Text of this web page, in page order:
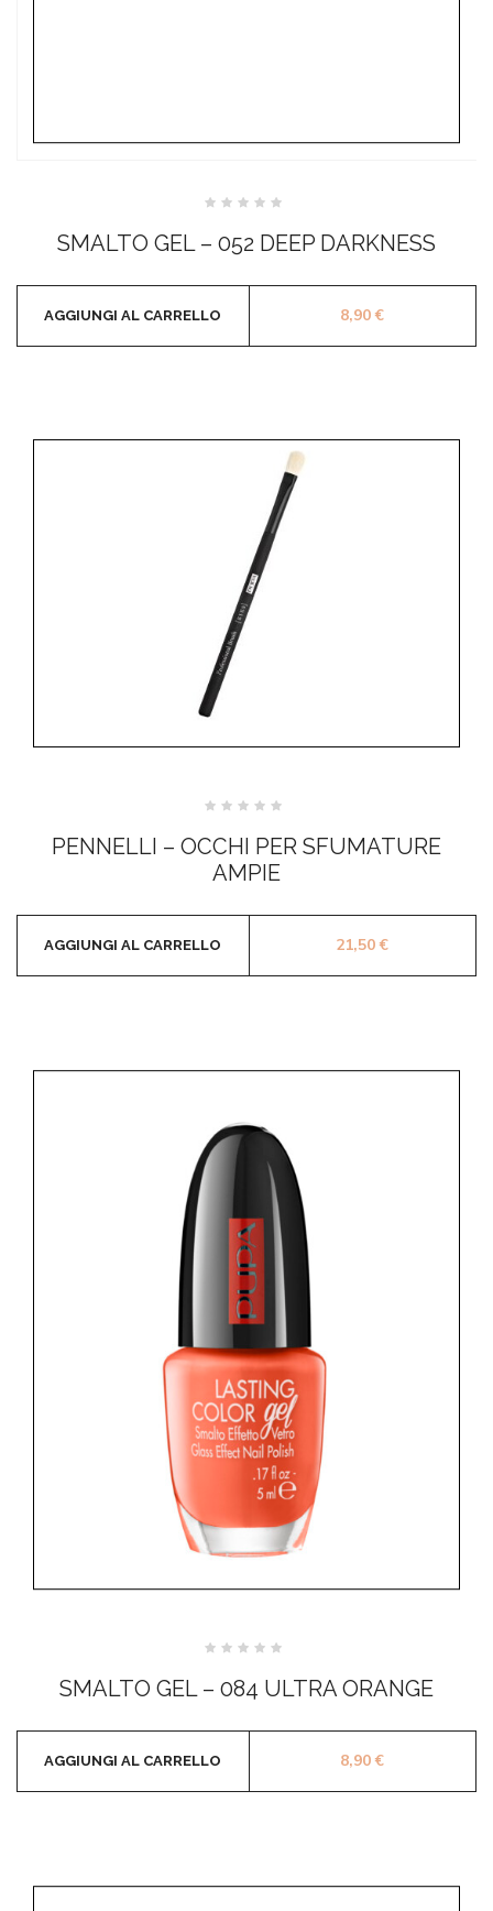
su
SMALTO GEL – 052 DEEP DARKNESS
8,90€
AGGIUNGI AL CARRELLO
su
5
PENNELLI – OCCHI PER SFUMATURE
AMPIE
21,50€
AGGIUNGI AL CARRELLO
su
SMALTO GEL – 084 ULTRA ORANGE
8,90€
AGGIUNGI AL CARRELLO